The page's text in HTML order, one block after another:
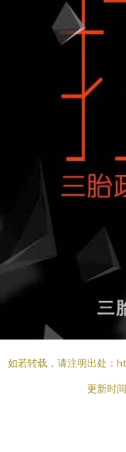
如若转载，请注明出处：
更新时